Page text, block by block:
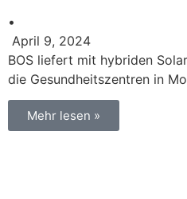
•
April 9, 2024
BOS liefert mit hybriden
die Gesundheitszentren in
Mehr lesen »